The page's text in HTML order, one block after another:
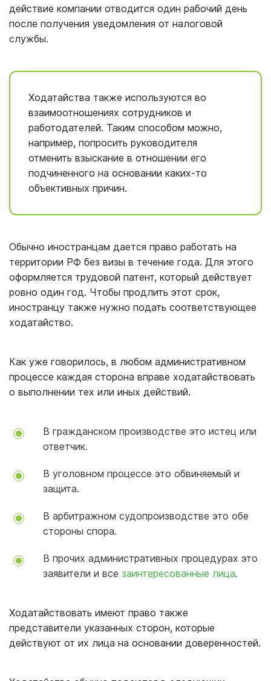
действие компании отводится один рабочий день
после получения уведомления от налоговой
службы.
Ходатайства также используются во
взаимоотношениях сотрудников и
работодателей. Таким способом можно,
например, попросить руководителя
отменить взыскание в отношении его
подчиненного на основании каких-то
объективных причин.
Обычно иностранцам дается право работать на
территории РФ без визы в течение года. Для этого
оформляется трудовой патент, который действует
ровно один год. Чтобы продлить этот срок,
иностранцу также нужно подать соответствующее
ходатайство.
Как уже говорилось, в любом административном
процессе каждая сторона вправе ходатайствовать
о выполнении тех или иных действий.
В гражданском производстве это истец или
ответчик.
В уголовном процессе это обвиняемый и
защита.
В арбитражном судопроизводстве это обе
стороны спора.
В прочих административных процедурах это
заявители и все заинтересованные лица.
Ходатайствовать имеют право также
представители указанных сторон, которые
действуют от их лица на основании доверенностей.